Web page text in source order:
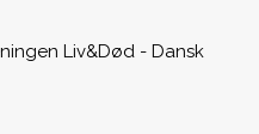
Liv&Død - Dansk